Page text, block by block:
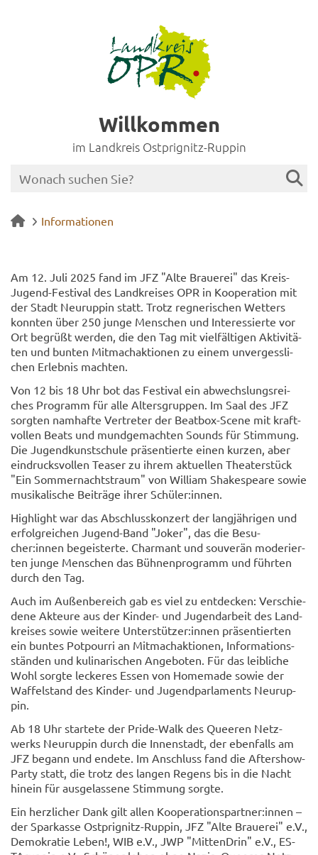
Willkommen
im Landkreis Ostprignitz-Ruppin
Informationen
Am 12. Juli 2025 fand im JFZ "Alte Braue­rei" das Kreis-​
Jugend-Festival des Land­krei­ses OPR in Ko­ope­ra­ti­on mit
der Stadt Neu­rup­pin statt. Trotz reg­ne­ri­schen Wet­ters
konn­ten über 250 junge Men­schen und In­ter­es­sier­te vor
Ort be­grüßt wer­den, die den Tag mit viel­fäl­ti­gen Ak­ti­vi­tä­
ten und bun­ten Mit­mach­ak­tio­nen zu einem un­ver­gess­li­
chen Er­leb­nis mach­ten.
Von 12 bis 18 Uhr bot das Fes­ti­val ein ab­wechs­lungs­rei­
ches Pro­gramm für alle Al­ters­grup­pen. Im Saal des JFZ
sorg­ten nam­haf­te Ver­tre­ter der Beatbox-​Scene mit kraft­
vol­len Beats und mund­ge­mach­ten Sounds für Stim­mung.
Die Ju­gend­kunst­schu­le prä­sen­tier­te einen kur­zen, aber
ein­drucks­vol­len Teaser zu ihrem ak­tu­el­len Thea­ter­stück
"Ein Som­mer­nachts­traum" von Wil­liam Shake­speare sowie
mu­si­ka­li­sche Bei­trä­ge ihrer Schü­ler:innen.
High­light war das Ab­schluss­kon­zert der lang­jäh­ri­gen und
er­folg­rei­chen Jugend-​Band "Joker", das die Be­su­
cher:innen be­geis­ter­te. Char­mant und sou­ve­rän mo­de­rier­
ten junge Men­schen das Büh­nen­pro­gramm und führ­ten
durch den Tag.
Auch im Au­ßen­be­reich gab es viel zu ent­de­cken: Ver­schie­
de­ne Ak­teu­re aus der Kinder-​ und Ju­gend­ar­beit des Land­
krei­ses sowie wei­te­re Un­ter­stüt­zer:innen prä­sen­tier­ten
ein bun­tes Pot­pour­ri an Mit­mach­ak­tio­nen, In­for­ma­ti­ons­
stän­den und ku­li­na­ri­schen An­ge­bo­ten. Für das leib­li­che
Wohl sorg­te le­cke­res Essen von Ho­me­ma­de sowie der
Waf­fel­stand des Kinder-​ und Ju­gend­par­la­ments Neu­rup­
pin.
Ab 18 Uhr star­te­te der Pride-​Walk des Quee­ren Netz­
werks Neu­rup­pin durch die In­nen­stadt, der eben­falls am
JFZ be­gann und en­de­te. Im An­schluss fand die Aftershow-​
Party statt, die trotz des lan­gen Re­gens bis in die Nacht
hin­ein für aus­ge­las­se­ne Stim­mung sorg­te.
Ein herz­li­cher Dank gilt allen Ko­ope­ra­ti­ons­part­ner:innen –
der Spar­kas­se Ostprignitz-​Ruppin, JFZ "Alte Braue­rei" e.V.,
De­mo­kra­tie Leben!, WIB e.V., JWP "Mit­ten­Drin" e.V., ES­